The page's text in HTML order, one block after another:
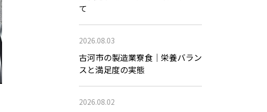
て
2026.08.03
古河市の製造業寮食｜栄養バラン
スと満足度の実態
2026.08.02